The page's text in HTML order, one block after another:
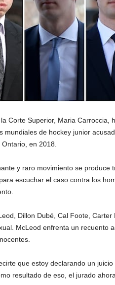
Corte Superior, Maria Carroccia,
mundiales de hockey junior
en 2018.
y raro movimiento se
escuchar el caso contra los
Dillon Dubé, Cal Foote,
McLeod enfrenta un recuento
que estoy declarando un
resultado de eso, el jurado